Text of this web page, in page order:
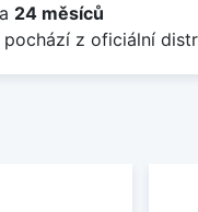
24 měsíců
pochází z oficiální